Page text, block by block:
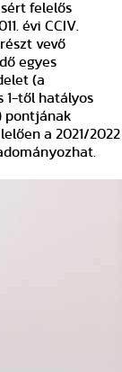
felelős
évi CCIV.
vevő
egyes
(a
1-től hatályos
pontjának
a 2021/2022